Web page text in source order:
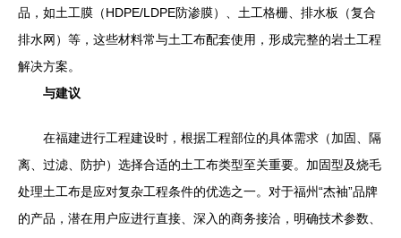
品，如土工膜（HDPE/LDPE防渗膜）、土工格栅、排水板（复合
排水网）等，这些材料常与土工布配套使用，形成完整的岩土工程
解决方案。
与建议
在福建进行工程建设时，根据工程部位的具体需求（加固、隔
离、过滤、防护）选择合适的土工布类型至关重要。加固型及烧毛
处理土工布是应对复杂工程条件的优选之一。对于福州“杰袖”品牌
的产品，潜在用户应进行直接、深入的商务接洽，明确技术参数、